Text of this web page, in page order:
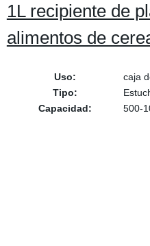
1L recipiente de
alimentos de
Uso:
caja
Tipo:
Capacidad:
500-